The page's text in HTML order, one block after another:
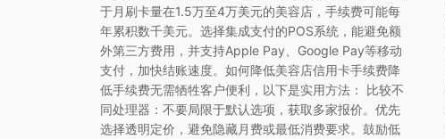
于月刷卡量在1.5万至4万美元的美容店，手续费可能每
年累积数千美元。选择集成支付的POS系统，能避免额
外第三方费用，并支持Apple Pay、Google Pay等移动
支付，加快结账速度。如何降低美容店信用卡手续费降
低手续费无需牺牲客户便利，以下是实用方法： 比较不
同处理器：不要局限于默认选项，获取多家报价。优先
选择透明定价，避免隐藏月费或最低消费要求。鼓励低